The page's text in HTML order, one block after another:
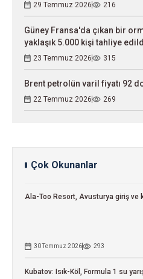
29 Temmuz 2026 216
Güney Fransa'da çıkan bir
yaklaşık 5.000 kişi tahliye
23 Temmuz 2026 315
Brent petrolün varil fiyatı 92
22 Temmuz 2026 269
Çok Okunanlar
Ala-Too Resort, Avusturya giriş
30 Temmuz 2026 293
Kubatov: Isık-Köl, Formula 1 su